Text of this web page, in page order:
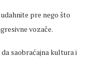
pre nego što
vozače.
saobraćajna kultura i